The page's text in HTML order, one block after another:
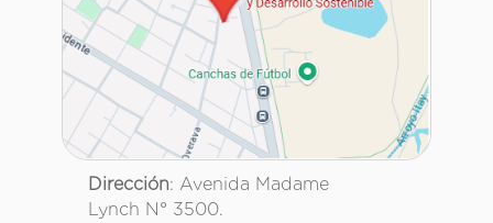
Dirección: Avenida Madame
Lynch N° 3500.